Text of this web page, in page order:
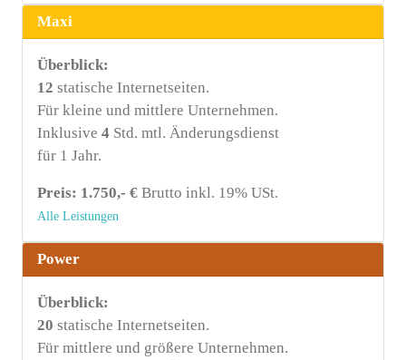
Maxi
Überblick:
12 statische Internetseiten.
Für kleine und mittlere Unternehmen.
Inklusive 4 Std. mtl. Änderungsdienst
für 1 Jahr.
Preis: 1.750,- € Brutto inkl. 19% USt.
Alle Leistungen
Power
Überblick:
20 statische Internetseiten.
Für mittlere und größere Unternehmen.